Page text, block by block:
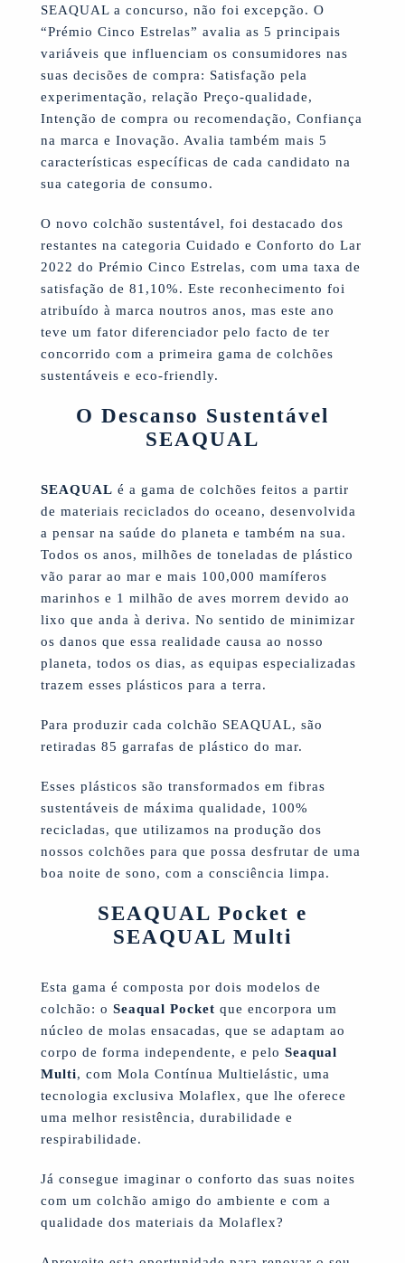
SEAQUAL a concurso, não foi excepção. O
“Prémio Cinco Estrelas” avalia as 5 principais
variáveis que influenciam os consumidores nas
suas decisões de compra: Satisfação pela
experimentação, relação Preço-qualidade,
Intenção de compra ou recomendação, Confiança
na marca e Inovação. Avalia também mais 5
características específicas de cada candidato na
sua categoria de consumo.
O novo colchão sustentável, foi destacado dos
restantes na categoria Cuidado e Conforto do Lar
2022 do Prémio Cinco Estrelas, com uma taxa de
satisfação de 81,10%. Este reconhecimento foi
atribuído à marca noutros anos, mas este ano
teve um fator diferenciador pelo facto de ter
concorrido com a primeira gama de colchões
sustentáveis e eco-friendly.
O Descanso Sustentável
SEAQUAL
SEAQUAL é a gama de colchões feitos a partir
de materiais reciclados do oceano, desenvolvida
a pensar na saúde do planeta e também na sua.
Todos os anos, milhões de toneladas de plástico
vão parar ao mar e mais 100,000 mamíferos
marinhos e 1 milhão de aves morrem devido ao
lixo que anda à deriva. No sentido de minimizar
os danos que essa realidade causa ao nosso
planeta, todos os dias, as equipas especializadas
trazem esses plásticos para a terra.
Para produzir cada colchão SEAQUAL, são
retiradas 85 garrafas de plástico do mar.
Esses plásticos são transformados em fibras
sustentáveis de máxima qualidade, 100%
recicladas, que utilizamos na produção dos
nossos colchões para que possa desfrutar de uma
boa noite de sono, com a consciência limpa.
SEAQUAL Pocket e
SEAQUAL Multi
Esta gama é composta por dois modelos de
colchão: o Seaqual Pocket que encorpora um
núcleo de molas ensacadas, que se adaptam ao
corpo de forma independente, e pelo Seaqual
Multi, com Mola Contínua Multielástic, uma
tecnologia exclusiva Molaflex, que lhe oferece
uma melhor resistência, durabilidade e
respirabilidade.
Já consegue imaginar o conforto das suas noites
com um colchão amigo do ambiente e com a
qualidade dos materiais da Molaflex?